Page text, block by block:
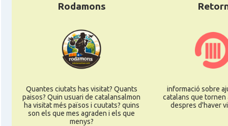
Rodamons
Quantes ciutats has visitat? Quants
paisos? Quin usuari de catalansalmon
ha visitat més països i cuutats? quins
son els que mes agraden i els que
menys?
informació sobre
catalans que tornen
despres d'haver